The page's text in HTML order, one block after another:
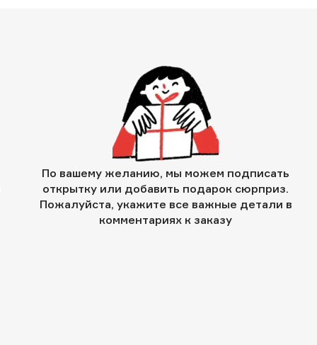
По вашему желанию, мы можем подписать
открытку или добавить подарок сюрприз.
Пожалуйста, укажите все важные детали в
комментариях к заказу